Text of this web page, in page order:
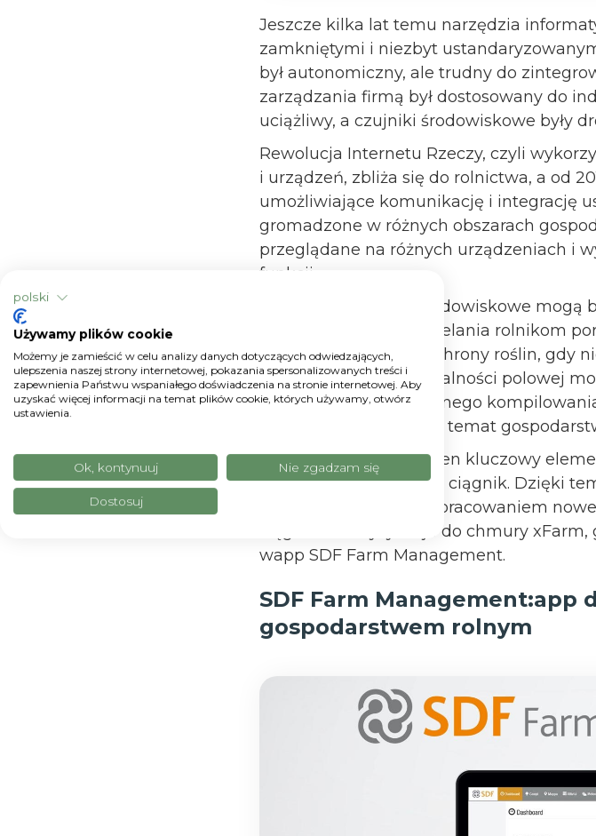
Jeszcze kilka lat temu narzędzia
zamkniętymi i niezbyt
był autonomiczny, ale trudny do
zarządzania firmą był dostosowany do
uciążliwy, a czujniki środowiskowe były
Rewolucja Internetu Rzeczy, czyli
i urządzeń, zbliża się do rolnictwa, a od
umożliwiające komunikację i integrację
gromadzone w różnych obszarach
przeglądane na różnych urządzeniach i
funkcji.
Przykładowo, dane środowiskowe
prognostyczne do udzielania rolnikom
dystrybucji środków ochrony roślin, gdy
produkcji. Dane z działalności polowej
system do automatycznego
zwiększając wiedzę na temat
Pozostawał jednak jeden kluczowy
podłączony do tej sieci: ciągnik. Dzięki
współpracowały nad opracowaniem
ciągników i wysyłać je do chmury
wapp SDF Farm Management.
SDF Farm Management:app
gospodarstwem rolnym
polski
Używamy plików cookie
Możemy je zamieścić w celu analizy danych dotyczących odwiedzających,
ulepszenia naszej strony internetowej, pokazania spersonalizowanych treści i
zapewnienia Państwu wspaniałego doświadczenia na stronie internetowej. Aby
uzyskać więcej informacji na temat plików cookie, których używamy, otwórz
ustawienia.
Ok, kontynuuj Nie zgadzam się
Dostosuj